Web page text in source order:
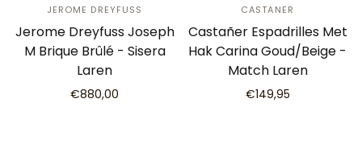
JEROME DREYFUSS
Jerome Dreyfuss Joseph
M Brique Brûlé - Sisera
Laren
€880,00
CASTANER
Castañer Espadrilles Met
Hak Carina Goud/Beige -
Match Laren
€149,95